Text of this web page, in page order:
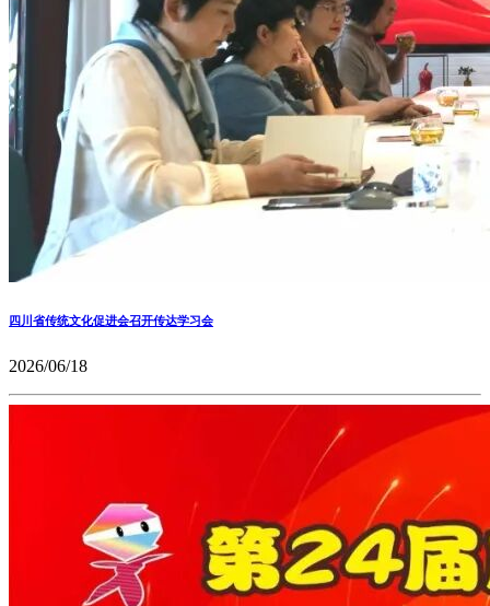
四川省传统文化促进会召开传达学习会
2026/06/18